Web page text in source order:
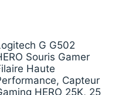
G G502
Souris Gamer
Haute
Capteur
HERO 25K, 25